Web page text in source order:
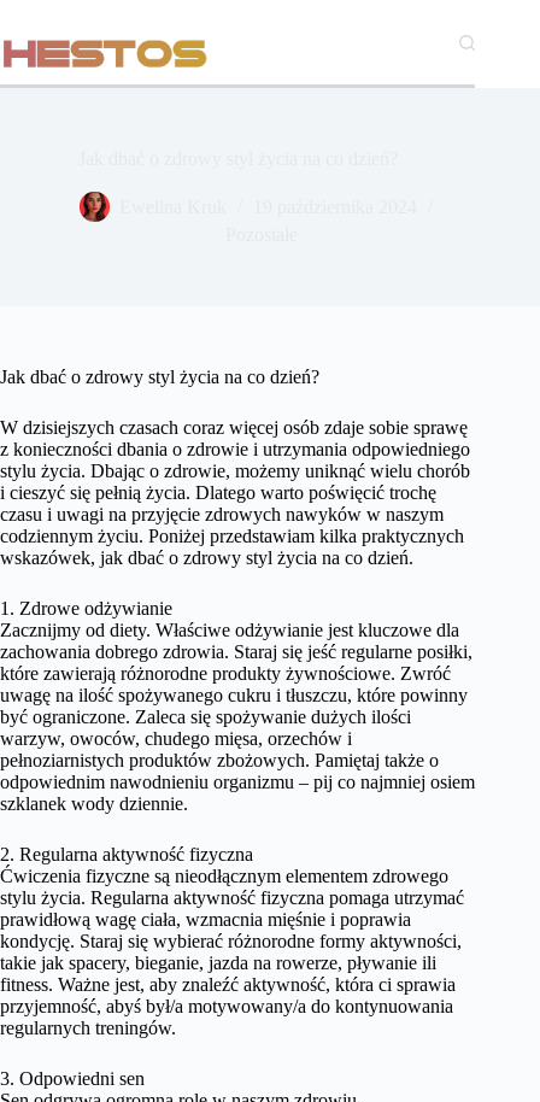
treści
Jak dbać o zdrowy styl życia na co dzień?
W dzisiejszych czasach coraz więcej osób zdaje sobie sprawę
z konieczności dbania o zdrowie i utrzymania odpowiedniego
stylu życia. Dbając o zdrowie, możemy uniknąć wielu chorób
i cieszyć się pełnią życia. Dlatego warto poświęcić trochę
czasu i uwagi na przyjęcie zdrowych nawyków w naszym
codziennym życiu. Poniżej przedstawiam kilka praktycznych
wskazówek, jak dbać o zdrowy styl życia na co dzień.
1. Zdrowe odżywianie
Zacznijmy od diety. Właściwe odżywianie jest kluczowe dla
zachowania dobrego zdrowia. Staraj się jeść regularne posiłki,
które zawierają różnorodne produkty żywnościowe. Zwróć
uwagę na ilość spożywanego cukru i tłuszczu, które powinny
być ograniczone. Zaleca się spożywanie dużych ilości
warzyw, owoców, chudego mięsa, orzechów i
pełnoziarnistych produktów zbożowych. Pamiętaj także o
odpowiednim nawodnieniu organizmu – pij co najmniej osiem
szklanek wody dziennie.
2. Regularna aktywność fizyczna
Ćwiczenia fizyczne są nieodłącznym elementem zdrowego
stylu życia. Regularna aktywność fizyczna pomaga utrzymać
prawidłową wagę ciała, wzmacnia mięśnie i poprawia
kondycję. Staraj się wybierać różnorodne formy aktywności,
takie jak spacery, bieganie, jazda na rowerze, pływanie ili
fitness. Ważne jest, aby znaleźć aktywność, która ci sprawia
przyjemność, abyś był/a motywowany/a do kontynuowania
regularnych treningów.
3. Odpowiedni sen